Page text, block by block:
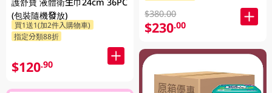
(包裝隨機發放)
買1送1(加2件入購物車)
指定分類88折
$120.90
$380.00
$230.00